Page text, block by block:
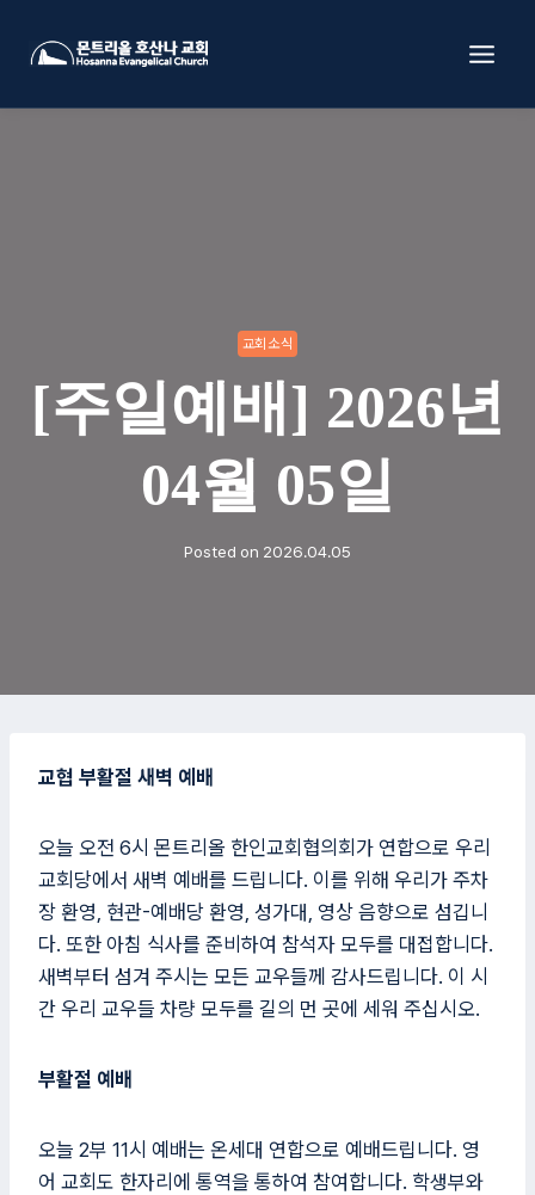
교회소식
[주일예배] 2026년
04월 05일
Posted on 2026.04.05
교협 부활절 새벽 예배
오늘 오전 6시 몬트리올 한인교회협의회가 연합으로 우리
교회당에서 새벽 예배를 드립니다. 이를 위해 우리가 주차
장 환영, 현관-예배당 환영, 성가대, 영상 음향으로 섬깁니
다. 또한 아침 식사를 준비하여 참석자 모두를 대접합니다.
새벽부터 섬겨 주시는 모든 교우들께 감사드립니다. 이 시
간 우리 교우들 차량 모두를 길의 먼 곳에 세워 주십시오.
부활절 예배
오늘 2부 11시 예배는 온세대 연합으로 예배드립니다. 영
어 교회도 한자리에 통역을 통하여 참여합니다. 학생부와